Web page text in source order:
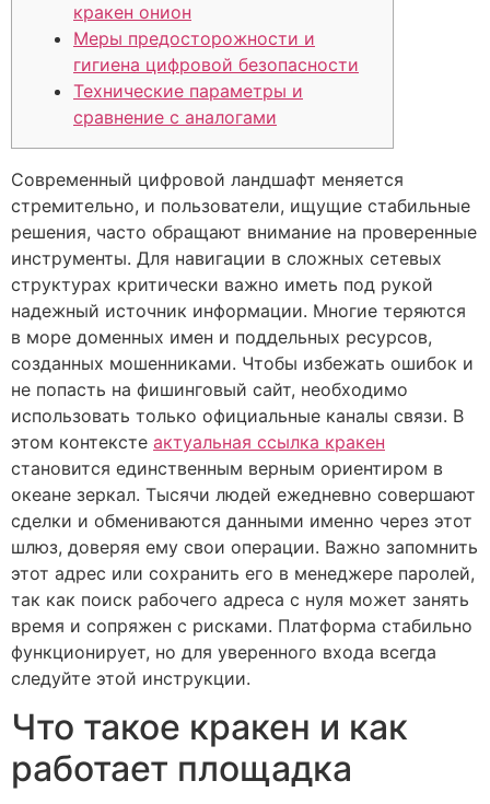
кракен онион
Меры предосторожности и
гигиена цифровой безопасности
Технические параметры и
сравнение с аналогами
Современный цифровой ландшафт меняется
стремительно, и пользователи, ищущие стабильные
решения, часто обращают внимание на проверенные
инструменты. Для навигации в сложных сетевых
структурах критически важно иметь под рукой
надежный источник информации. Многие теряются
в море доменных имен и поддельных ресурсов,
созданных мошенниками. Чтобы избежать ошибок и
не попасть на фишинговый сайт, необходимо
использовать только официальные каналы связи. В
этом контексте актуальная ссылка кракен
становится единственным верным ориентиром в
океане зеркал. Тысячи людей ежедневно совершают
сделки и обмениваются данными именно через этот
шлюз, доверяя ему свои операции. Важно запомнить
этот адрес или сохранить его в менеджере паролей,
так как поиск рабочего адреса с нуля может занять
время и сопряжен с рисками. Платформа стабильно
функционирует, но для уверенного входа всегда
следуйте этой инструкции.
Что такое кракен и как
работает площадка